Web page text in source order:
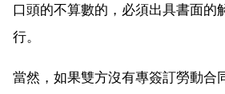
口頭的不算數的，必須出具書面的
行。
當然，如果雙方沒有專簽訂勞動合